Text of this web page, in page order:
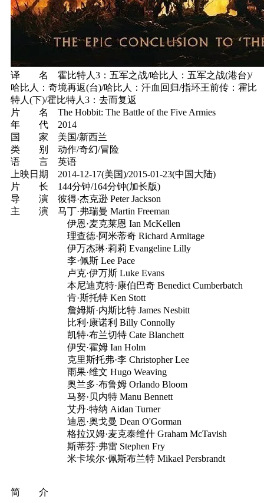
译 名 霍比特人3：五军之战/哈比人：五军之战(港台)/
哈比人：奇境再返(台)/哈比人：汗血回归/指环王前传：霍比
特人(下)/霍比特人3：去而复返
片 名 The Hobbit: The Battle of the Five Armies
年 代 2014
国 家 美国/新西兰
类 别 动作/奇幻/冒险
语 言 英语
上映日期 2014-12-17(美国)/2015-01-23(中国大陆)
片 长 144分钟/164分钟(加长版)
导 演 彼得·杰克逊 Peter Jackson
主 演 马丁·弗瑞曼 Martin Freeman
伊恩·麦克莱恩 Ian McKellen
理查德·阿米蒂奇 Richard Armitage
伊万杰琳·莉莉 Evangeline Lilly
李·佩斯 Lee Pace
卢克·伊万斯 Luke Evans
本尼迪克特·康伯巴奇 Benedict Cumberbatch
肯·斯托特 Ken Stott
詹姆斯·内斯比特 James Nesbitt
比利·康诺利 Billy Connolly
凯特·布兰切特 Cate Blanchett
伊安·霍姆 Ian Holm
克里斯托弗·李 Christopher Lee
雨果·维文 Hugo Weaving
奥兰多·布鲁姆 Orlando Bloom
马努·贝内特 Manu Bennett
艾丹·特纳 Aidan Turner
迪恩·奥戈曼 Dean O'Gorman
格拉汉姆·麦克泰维什 Graham McTavish
斯蒂芬·弗雷 Stephen Fry
米卡埃尔·佩斯布兰特 Mikael Persbrandt
简 介